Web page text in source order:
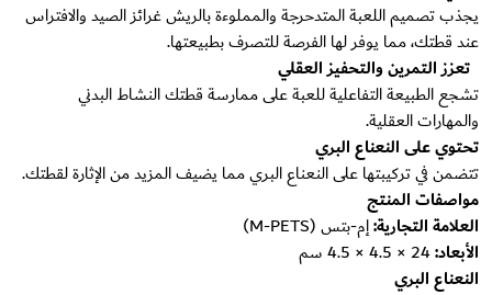
يجذب تصميم اللعبة المتدحرجة والمملوءة بالريش غرائز الصيد والافتراس
عند قطتك، مما يوفر لها الفرصة للتصرف بطبيعتها.
تعزز التمرين والتحفيز العقلي
تشجع الطبيعة التفاعلية للعبة على ممارسة قطتك النشاط البدني
والمهارات العقلية.
تحتوي على النعناع البري
تتضمن في تركيبتها على النعناع البري مما يضيف المزيد من الإثارة لقطتك.
مواصفات المنتج
العلامة التجارية:إم-بتس (M-PETS)
الأبعاد:24 × 4.5 × 4.5 سم
النعناع البري